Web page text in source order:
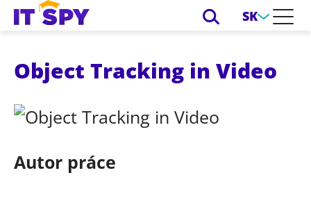
SK
Object Tracking in Video
Autor práce